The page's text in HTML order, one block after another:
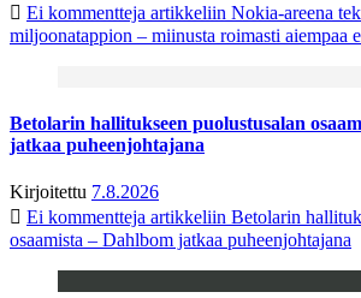
Ei kommentteja artikkeliin Nokia-areena
miljoonatappion – miinusta roimasti aiempaa
Betolarin hallitukseen puolustusalan
jatkaa puheenjohtajana
Kirjoitettu 7.8.2026
Ei kommentteja artikkeliin Betolarin
osaamista – Dahlbom jatkaa puheenjohtajana